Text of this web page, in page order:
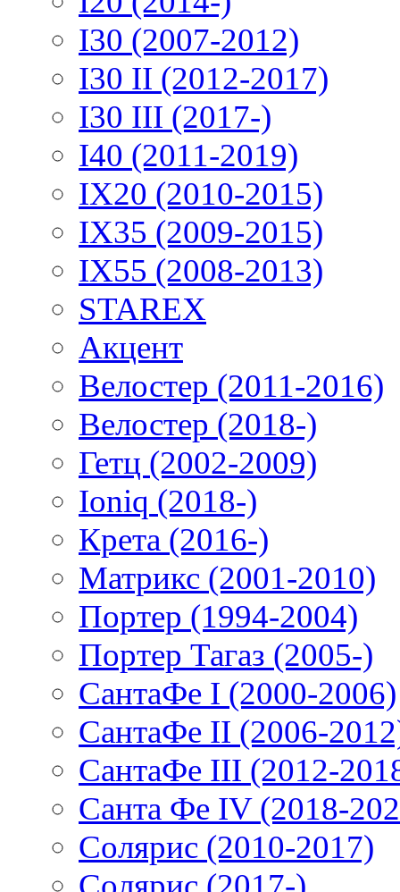
I30 (2007-2012)
I30 II (2012-2017)
I30 III (2017-)
I40 (2011-2019)
IX20 (2010-2015)
IX35 (2009-2015)
IX55 (2008-2013)
STAREX
Акцент
Велостер (2011-2016)
Велостер (2018-)
Гетц (2002-2009)
Ioniq (2018-)
Крета (2016-)
Матрикс (2001-2010)
Портер (1994-2004)
Портер Тагаз (2005-)
СантаФе I (2000-2006)
СантаФе II (2006-
СантаФе III (2012-
Санта Фе IV (2018-
Солярис (2010-2017)